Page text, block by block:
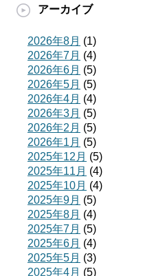
アーカイブ
2026年8月 (1)
2026年7月 (4)
2026年6月 (5)
2026年5月 (5)
2026年4月 (4)
2026年3月 (5)
2026年2月 (5)
2026年1月 (5)
2025年12月 (5)
2025年11月 (4)
2025年10月 (4)
2025年9月 (5)
2025年8月 (4)
2025年7月 (5)
2025年6月 (4)
2025年5月 (3)
2025年4月 (5)